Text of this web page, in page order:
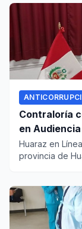
Contraloría
en
Huaraz
Huaraz en
provincia de